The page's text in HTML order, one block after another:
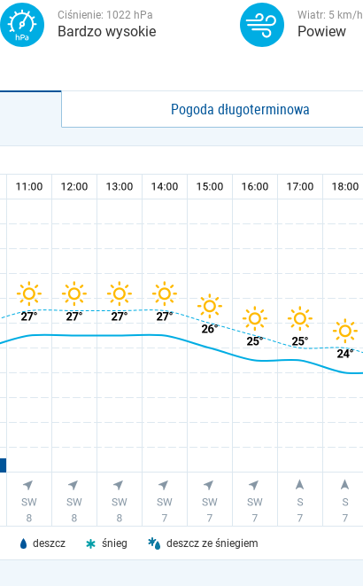
Ciśnienie: 1022 hPa
Bardzo wysokie
Wiatr: 5 km/h
Powiew
Pogoda długoterminowa
deszcz śnieg deszcz ze śniegiem